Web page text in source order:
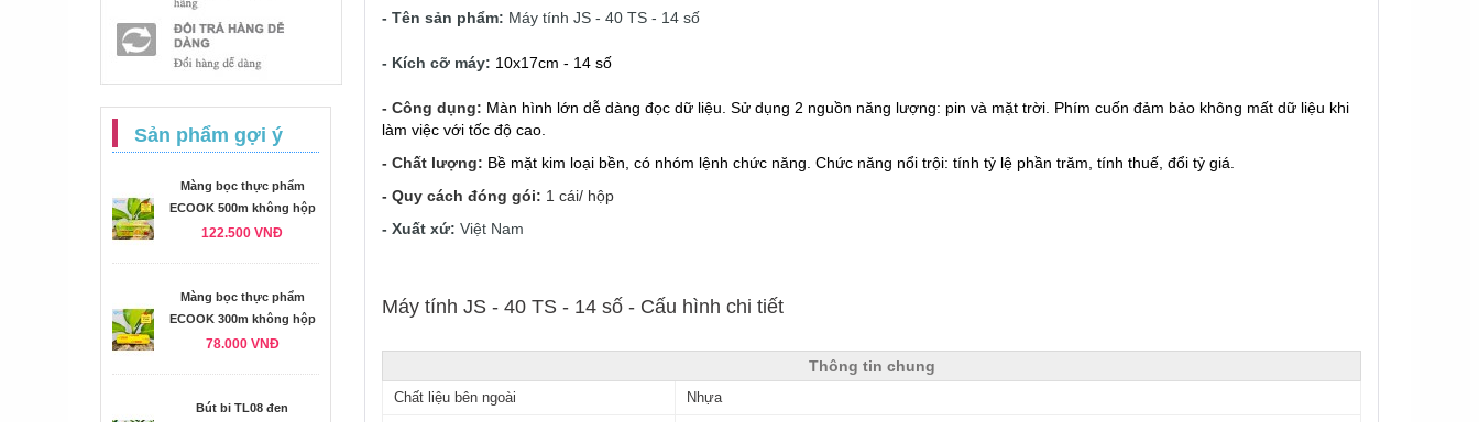
Sản phẩm gợi ý
Màng bọc thực phẩm
ECOOK 500m không hộp
122.500 VNĐ
Màng bọc thực phẩm
ECOOK 300m không hộp
78.000 VNĐ
Bút bi TL08 đen
- Tên sản phẩm: Máy tính JS - 40 TS - 14 số
- Kích cỡ máy: 10x17cm - 14 số
- Công dụng: Màn hình lớn dễ dàng đọc dữ liệu. Sử dụng 2 nguồn năng lượng: pin và mặt trời. Phím cuốn đảm bảo không mất dữ liệu khi
làm việc với tốc độ cao.
- Chất lượng: Bề mặt kim loại bền, có nhóm lệnh chức năng. Chức năng nổi trội: tính tỷ lệ phần trăm, tính thuế, đổi tỷ giá.
- Quy cách đóng gói: 1 cái/ hộp
- Xuất xứ: Việt Nam
Máy tính JS - 40 TS - 14 số - Cấu hình chi tiết
Thông tin chung
Chất liệu bên ngoài Nhựa